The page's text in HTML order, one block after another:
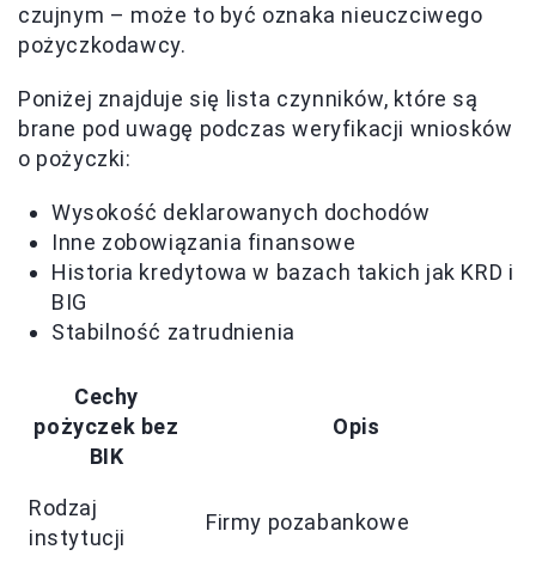
czujnym – może to być oznaka nieuczciwego
pożyczkodawcy.
Poniżej znajduje się lista czynników, które są
brane pod uwagę podczas weryfikacji wniosków
o pożyczki:
Wysokość deklarowanych dochodów
Inne zobowiązania finansowe
Historia kredytowa w bazach takich jak KRD i
BIG
Stabilność zatrudnienia
Cechy
pożyczek bez
BIK
Opis
Rodzaj
instytucji
Firmy pozabankowe